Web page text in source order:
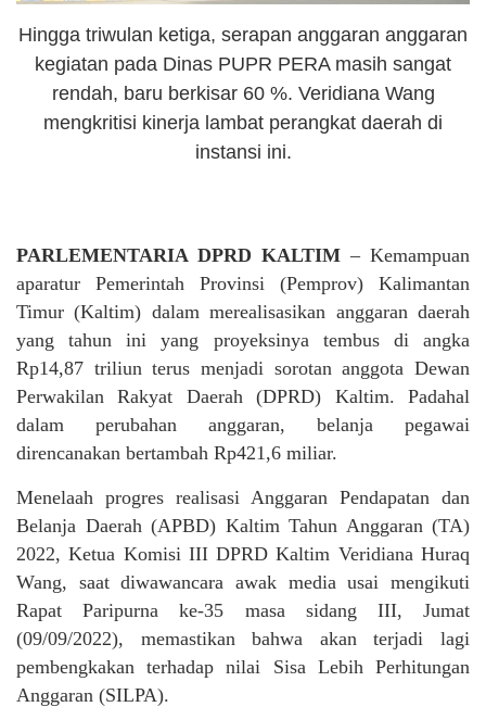
Hingga triwulan ketiga, serapan anggaran anggaran
kegiatan pada Dinas PUPR PERA masih sangat
rendah, baru berkisar 60 %. Veridiana Wang
mengkritisi kinerja lambat perangkat daerah di
instansi ini.
PARLEMENTARIA DPRD KALTIM – Kemampuan
aparatur Pemerintah Provinsi (Pemprov) Kalimantan
Timur (Kaltim) dalam merealisasikan anggaran daerah
yang tahun ini yang proyeksinya tembus di angka
Rp14,87 triliun terus menjadi sorotan anggota Dewan
Perwakilan Rakyat Daerah (DPRD) Kaltim. Padahal
dalam perubahan anggaran, belanja pegawai
direncanakan bertambah Rp421,6 miliar.
Menelaah progres realisasi Anggaran Pendapatan dan
Belanja Daerah (APBD) Kaltim Tahun Anggaran (TA)
2022, Ketua Komisi III DPRD Kaltim Veridiana Huraq
Wang, saat diwawancara awak media usai mengikuti
Rapat Paripurna ke-35 masa sidang III, Jumat
(09/09/2022), memastikan bahwa akan terjadi lagi
pembengkakan terhadap nilai Sisa Lebih Perhitungan
Anggaran (SILPA).